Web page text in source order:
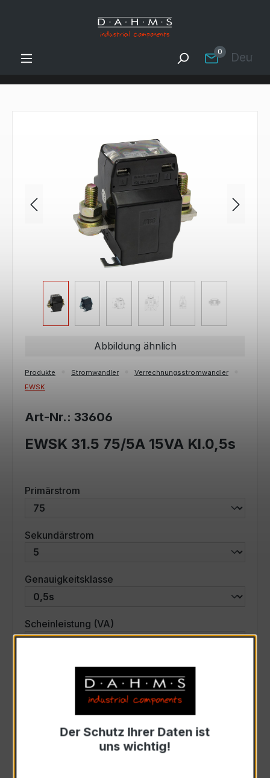
Zum Hauptinhalt springen
0
Bildergalerie überspringen
Abbildung ähnlich
Produkte Stromwandler
Verrechnungsstromwandler
EWSK
Art-Nr.: 33606
EWSK 31.5 75/5A 15VA Kl.0,5s
Primärstrom
Sekundärstrom
Genauigkeitsklasse
Scheinleistung (VA)
Anfrage schriftlich
Der Schutz Ihrer Daten ist
uns wichtig!